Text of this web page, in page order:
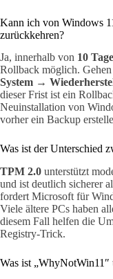
Kann ich von Windows
zurückkehren?
Ja, innerhalb von 10
Rollback möglich.
System →
dieser Frist ist ein
Neuinstallation von
vorher ein Backup
Was ist der Unterschied
TPM 2.0 unterstützt
und ist deutlich sicherer
fordert Microsoft für
Viele ältere PCs haben
diesem Fall helfen die
Registry-Trick.
Was ist